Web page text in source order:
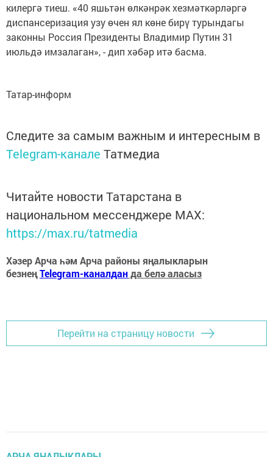
килергә тиеш. «40 яшьтән өлкәнрәк хезмәткәрләргә
диспансеризация узу өчен ял көне бирү турындагы
законны Россия Президенты Владимир Путин 31
июльдә имзалаган», - дип хәбәр итә басма.
Татар-информ
Следите за самым важным и интересным в
Telegram-канале Татмедиа
Читайте новости Татарстана в
национальном мессенджере MАХ:
https://max.ru/tatmedia
Хәзер Арча һәм Арча районы яңалыкларын
безнеңTelegram-каналданда белә аласыз
Перейти на страницу новости